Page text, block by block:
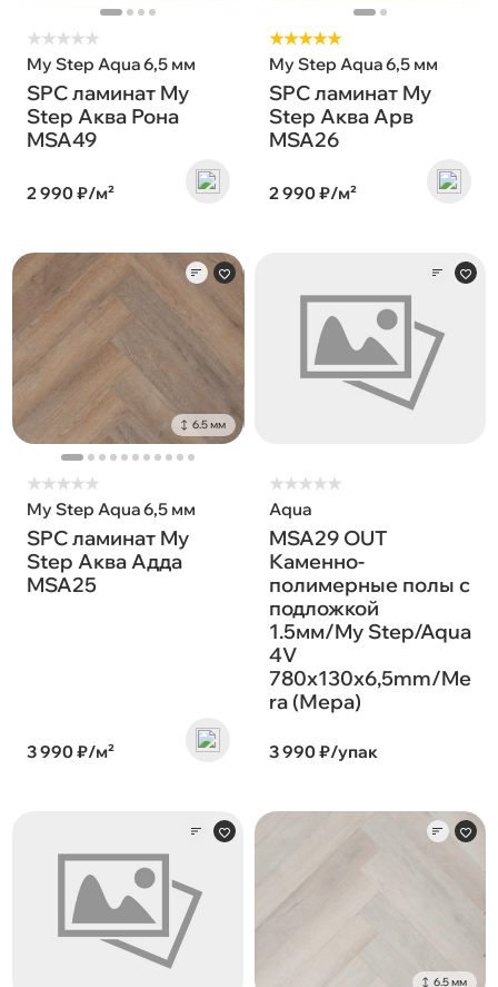
★★★★★
My Step Aqua 6,5 мм
SPC ламинат My
Step Аква Рона
MSA49
2 990 ₽/м²
★★★★★
My Step Aqua 6,5 мм
SPC ламинат My
Step Аква Арв
MSA26
2 990 ₽/м²
6.5 мм
★★★★★
My Step Aqua 6,5 мм
SPC ламинат My
Step Аква Адда
MSA25
3 990 ₽/м²
★★★★★
Aqua
MSA29 OUT
Каменно-
полимерные полы с
подложкой
1.5мм/My Step/Aqua
4V
780х130х6,5mm/Me
ra (Мера)
3 990 ₽/упак
6.5 мм